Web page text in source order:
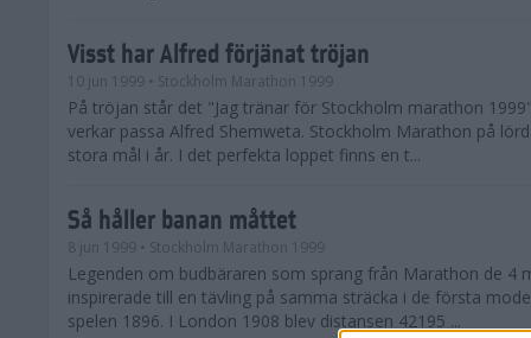
Visst har Alfred förjänat tröjan
10 jun 1999 • Stockholm Marathon 1999
På tröjan står det "Jag tränar för Stockholm marathon
verkar passa Alfred Shemweta. Stockholm Marathon på
stora mål i år. I det perfekta loppet finns en t...
Så håller banan måttet
8 jun 1999 • Stockholm Marathon 1999
Legenden om budbäraren som sprang från Marathon de 4
inspirerade till en tävling på samma sträcka i de första
spelen 1896. I London 1908 blev distansen 42195 ...